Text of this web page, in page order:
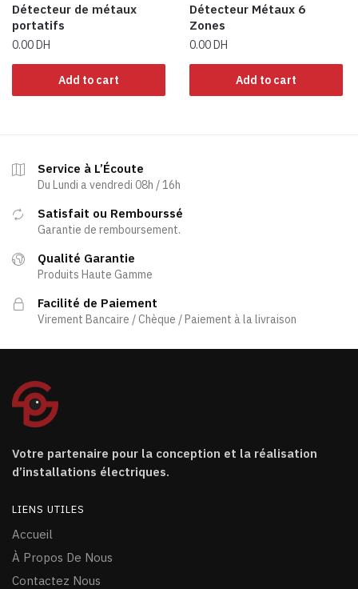
Détecteur de métaux
portatifs
0.00 DH
Add to cart
Détecteur Métaux 6
Zones
0.00 DH
Add to cart
Service à L’Écoute
Du Lundi a vendredi 08h / 16h
Satisfait ou Rembourssé
Garantie de remboursement.
Qualité Garantie
Produits Haute Gamme
Facilité de Paiement
Virement Bancaire / Chèque / Paiement à la livraison
Votre partenaire pour la conception et la réalisation
d’installations électriques.
LIENS UTILES
Accueil
À Propos De Nous
Contactez Nous